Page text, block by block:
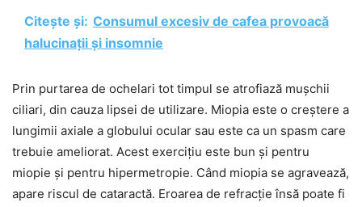
Citește și: Consumul excesiv de cafea provoacă
halucinații și insomnie
Prin purtarea de ochelari tot timpul se atrofiază mușchii
ciliari, din cauza lipsei de utilizare. Miopia este o creștere a
lungimii axiale a globului ocular sau este ca un spasm care
trebuie ameliorat. Acest exercițiu este bun și pentru
miopie și pentru hipermetropie. Când miopia se agravează,
apare riscul de cataractă. Eroarea de refracție însă poate fi